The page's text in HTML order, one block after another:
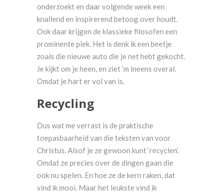
onderzoekt en daar volgende week een
knallend en inspirerend betoog over houdt.
Ook daar krijgen de klassieke filosofen een
prominente plek. Het is denk ik een beetje
zoals die nieuwe auto die je net hebt gekocht.
Je kijkt om je heen, en ziet ‘m ineens overal.
Omdat je hart er vol van is.
Recycling
Dus wat me verrast is de praktische
toepasbaarheid van die teksten van voor
Christus. Alsof je ze gewoon kunt ‘recyclen’.
Omdat ze precies over de dingen gaan die
ook nu spelen. En hoe ze de kern raken, dat
vind ik mooi. Maar het leukste vind ik